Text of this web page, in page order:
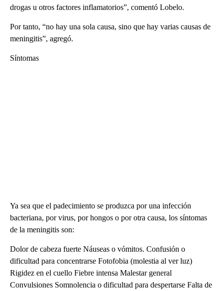
drogas u otros factores inflamatorios”, comentó Lobelo.
Por tanto, “no hay una sola causa, sino que hay varias causas de
meningitis”, agregó.
Síntomas
Ya sea que el padecimiento se produzca por una infección
bacteriana, por virus, por hongos o por otra causa, los síntomas
de la meningitis son:
Dolor de cabeza fuerte Náuseas o vómitos. Confusión o
dificultad para concentrarse Fotofobia (molestia al ver luz)
Rigidez en el cuello Fiebre intensa Malestar general
Convulsiones Somnolencia o dificultad para despertarse Falta de